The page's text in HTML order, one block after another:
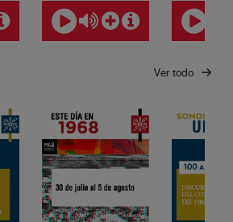
Ver todo